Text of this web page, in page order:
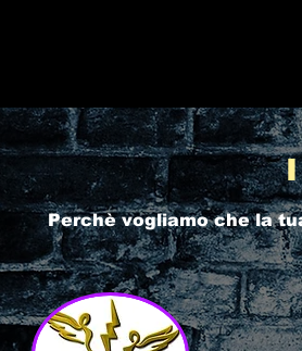
I
Perchè vogliamo che la